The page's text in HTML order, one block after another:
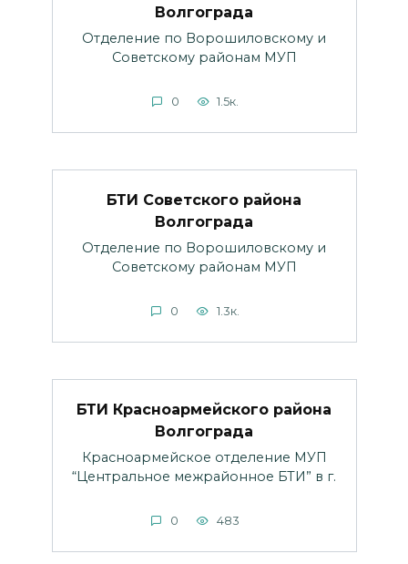
Волгограда
Отделение по Ворошиловскому и
Советскому районам МУП
0 1.5к.
БТИ Советского района
Волгограда
Отделение по Ворошиловскому и
Советскому районам МУП
0 1.3к.
БТИ Красноармейского района
Волгограда
Красноармейское отделение МУП
“Центральное межрайонное БТИ” в г.
0 483